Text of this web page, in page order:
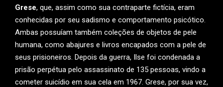
Grese, que, assim como sua contraparte fictícia, eram
conhecidas por seu sadismo e comportamento psicótico.
Ambas possuíam também coleções de objetos de pele
humana, como abajures e livros encapados com a pele de
seus prisioneiros. Depois da guerra, Ilse foi condenada a
prisão perpétua pelo assassinato de 135 pessoas, vindo a
cometer suicídio em sua cela em 1967. Grese, por sua vez,